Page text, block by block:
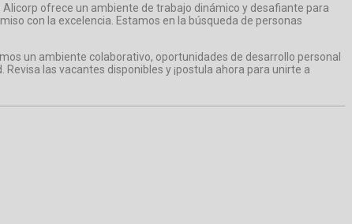
Alicorp ofrece un ambiente de trabajo dinámico y desafiante para
con la excelencia. Estamos en la búsqueda de personas
un ambiente colaborativo, oportunidades de desarrollo personal
las vacantes disponibles y ¡postula ahora para unirte a